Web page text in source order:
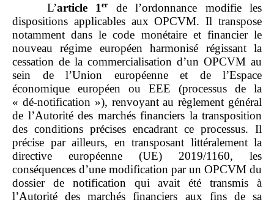
L’article 1er
de l’ordonnance modifie les
dispositions applicables aux OPCVM. Il transpose
notamment dans le code monétaire et financier le
nouveau régime européen harmonisé régissant la
cessation de la commercialisation d’un OPCVM au
sein de l’Union européenne et de l’Espace
économique européen ou EEE (processus de la
« dé‑notification »), renvoyant au règlement général
de l’Autorité des marchés financiers la transposition
des conditions précises encadrant ce processus. Il
précise par ailleurs, en transposant littéralement la
directive européenne (UE) 2019/1160, les
conséquences d’une modification par un OPCVM du
dossier de notification qui avait été transmis à
l’Autorité des marchés financiers aux fins de sa